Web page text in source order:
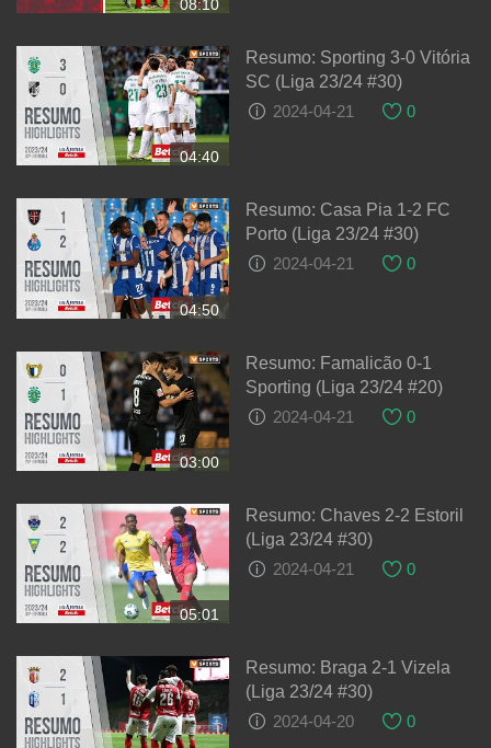
08:10
04:40
Resumo: Sporting 3-0 Vitória
SC (Liga 23/24 #30)
2024-04-21
0
04:50
Resumo: Casa Pia 1-2 FC
Porto (Liga 23/24 #30)
2024-04-21
0
03:00
Resumo: Famalicão 0-1
Sporting (Liga 23/24 #20)
2024-04-21
0
05:01
Resumo: Chaves 2-2 Estoril
(Liga 23/24 #30)
2024-04-21
0
Resumo: Braga 2-1 Vizela
(Liga 23/24 #30)
2024-04-20
0